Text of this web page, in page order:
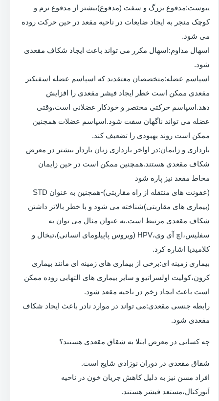
یبوست:مدفوع بزرگ و سفت (مدفوع)بیشتر از مدفوع نرم و
کوچک منجر به ایجاد ضایعات در ناحیه مقعد در حین حرکت روده
می شود.
اسهال مداوم:اسهال مکرر می تواند باعث ایجاد شکاف مقعدی
شود.
اسپاسم عضله:متخصصان معتقدند که اسپاسم عضله اسفنکتر
مقعدی ممکن است خطر ایجاد فیشر مقعدی را افزایش
دهد.اسپاسم حرکتی مختصر و خودکار عضلانی است،وقتی
عضله می تواند ناگهان سفت شود.اسپاسم عضلات همچنین
ممکن است روند بهبودی را تضعیف کند.
بارداری و زایمان:در اواخر بارداری زنان باردار بیشتر در معرض
شکاف مقعدی هستند.همچنین ممکن است در حین زایمان
مخاط مقعد نیز پاره شود
(عفونت های منتقله از راه مقاربتی)-همچنین به عنوان STD
(بیماری های مقاربتی)شناخته می شود و با خطر بالاتر داشتن
شکاف مقعدی مرتبط است.به عنوان مثال می توان به
سفلیس،اچ آی وی،HPV (ویروس پاپیلومای انسانی)،تبخال و
کلامیدیا اشاره کرد.
بیماری زمینه ای:برخی از بیماری های زمینه ای مانند بیماری
کرون،کولیت اولسراتیو و سایر بیماری های التهابی روده ممکن
است باعث ایجاد زخم در ناحیه مقعد شود.
رابطه جنسی مقعدی:می تواند در موارد نادر باعث ایجاد شکاف
مقعدی شود.
چه کسانی در معرض ابتلا به شقاق مقعدی هستند؟
شقاق مقعدی در دوران نوزادی شایع است.
افراد مسن نیز به دلیل کاهش جریان خون در ناحیه
آنورکتال،مستعد فیشر هستند.